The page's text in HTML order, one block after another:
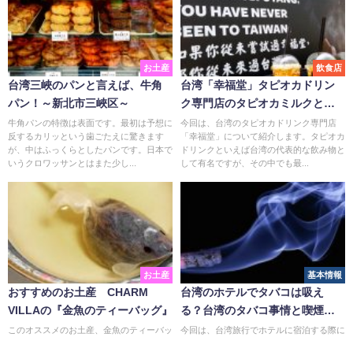
お土産
台湾三峽のパンと言えば、牛角
パン！～新北市三峽区～
牛角パンの特徴は表面です。最初は予想に
反するカリッという歯ごたえに驚きます
が、中はふっくらとしたパンです。日本で
いうクロワッサンとはまた少し...
飲食店
台湾「幸福堂」タピオカドリン
ク専門店のタピオカミルクと
は？
今回は、台湾のタピオカドリンク専門店
「幸福堂」について紹介します。タピオカ
ドリンクといえば台湾の代表的な飲み物と
して有名ですが、その中でも最...
お土産
おすすめのお土産 CHARM
VILLAの『金魚のティーバッグ』
このオススメのお土産、金魚のティーバッ
基本情報
台湾のホテルでタバコは吸え
る？台湾のタバコ事情と喫煙マ
ナー
今回は、台湾旅行でホテルに宿泊する際に